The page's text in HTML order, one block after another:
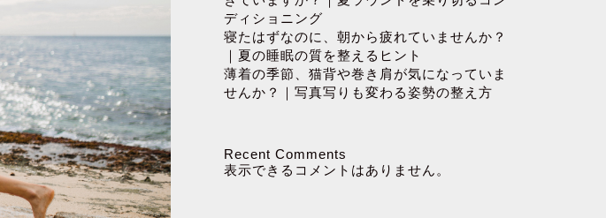
ディショニング
寝たはずなのに、朝から疲れていませんか？
｜夏の睡眠の質を整えるヒント
薄着の季節、猫背や巻き肩が気になっていま
せんか？｜写真写りも変わる姿勢の整え方
Recent Comments
表示できるコメントはありません。